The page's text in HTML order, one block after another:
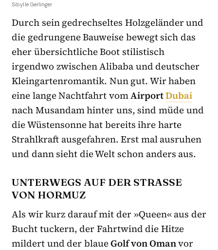
Sibylle Gerlinger
Durch sein gedrechseltes Holzgeländer und
die gedrungene Bauweise bewegt sich das
eher übersichtliche Boot stilistisch
irgendwo zwischen Alibaba und deutscher
Kleingartenromantik. Nun gut. Wir haben
eine lange Nachtfahrt vomAirportDubai
nach Musandam hinter uns, sind müde und
die Wüstensonne hat bereits ihre harte
Strahlkraft ausgefahren. Erst mal ausruhen
und dann sieht die Welt schon anders aus.
UNTERWEGS AUF DER STRASSE V
ON HORMUZ
Als wir kurz darauf mit der »Queen« aus der
Bucht tuckern, der Fahrtwind die Hitze
mildert und der blaueGolf von Omanvor